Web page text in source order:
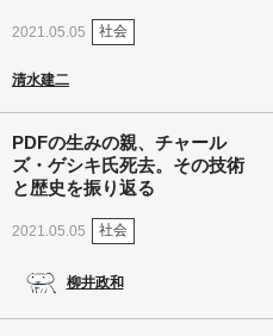
2021.05.05 社会
清水建二
PDFの生みの親、チャール
ズ・ゲシキ氏死去。その技術
と歴史を振り返る
2021.05.05 社会
柳井政和